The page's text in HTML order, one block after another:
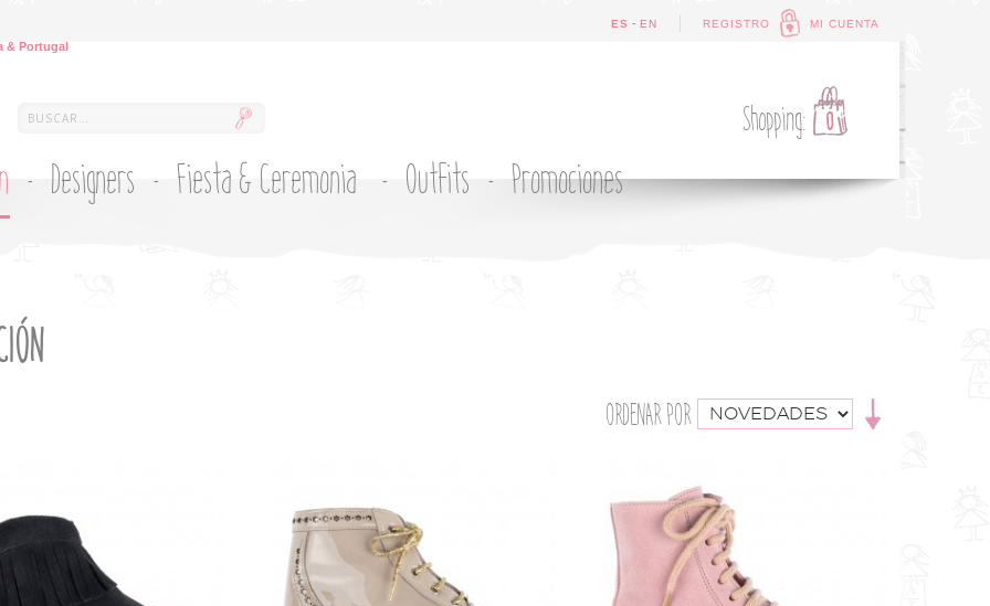
& Portugal
REGISTRO MI CUENTA
ES - EN
Shopping: 0
Designers Fiesta & Ceremonia Outfits Promociones
ORDENAR POR